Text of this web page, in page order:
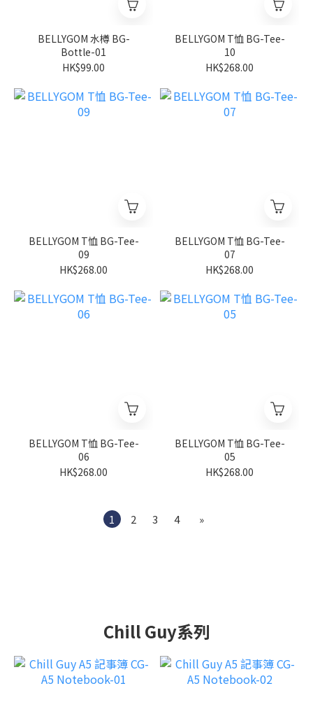
BELLYGOM 水樽 BG-
Bottle-01
HK$99.00
BELLYGOM T恤 BG-Tee-
10
HK$268.00
BELLYGOM T恤 BG-Tee-
09
HK$268.00
BELLYGOM T恤 BG-Tee-
07
HK$268.00
BELLYGOM T恤 BG-Tee-
06
HK$268.00
BELLYGOM T恤 BG-Tee-
05
HK$268.00
1 2 3 4 »
Chill Guy系列